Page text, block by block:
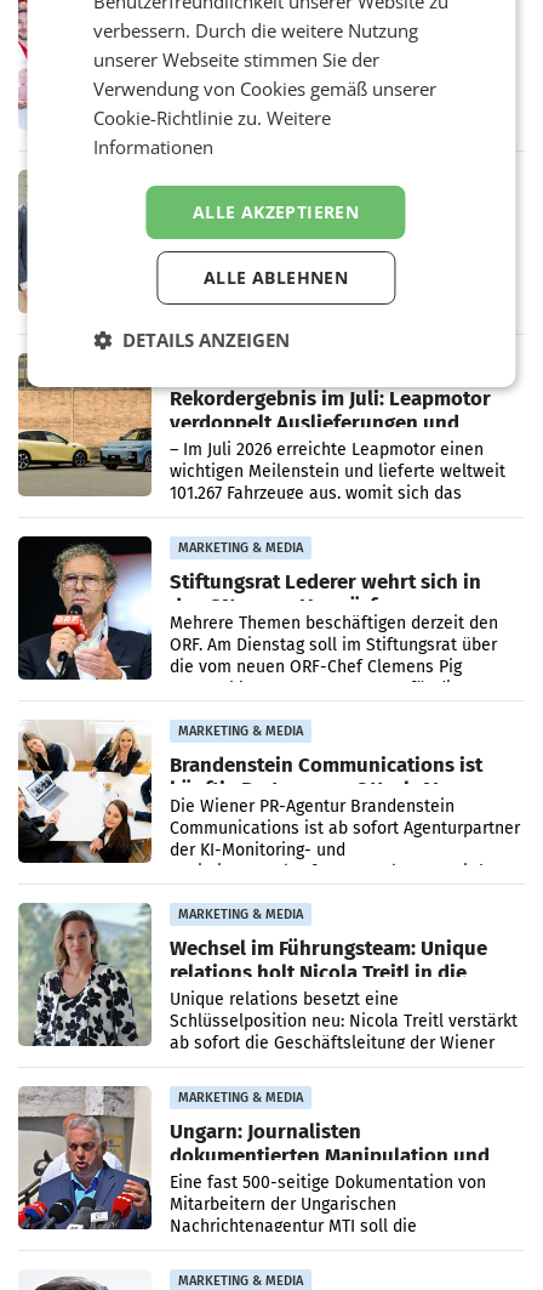
Penny modernisiert zwei Filialen in
Ober- und Niederösterreich
WIENER NEUDORF. – Im Rahmen einer
laufenden Modernisierungsoffensive
erneuert Penny zwei Filialen in Nieder- und
in Haag sowie im rund
Alles bereit für den Wechsel: Jürgen
Albrecht setzt ab 1.1.2027 auf Adeg
WIENER NEUDORF. – Die geplante
Zusammenarbeit zwischen Adeg und dem
Vorarlberger Kaufmann Jürgen Albrecht ist
Bundeswettbewerbsbehörde und der
Rekordergebnis im Juli: Leapmotor
verdoppelt Auslieferungen und
überschreitet die 100.000er-Marke
– Im Juli 2026 erreichte Leapmotor einen
wichtigen Meilenstein und lieferte weltweit
101.267 Fahrzeuge aus, womit sich das
Ergebnis gegenüber Juli 2025 mehr als
verdoppelte (+102
MARKETING & MEDIA
Stiftungsrat Lederer wehrt sich in
den SN gegen Vorwürfe
Mehrere Themen beschäftigen derzeit den
ORF. Am Dienstag soll im Stiftungsrat über
die vom neuen ORF-Chef Clemens Pig
vorgeschlagenen Besetzungen für die
MARKETING & MEDIA
Brandenstein Communications ist
künftig Partner von OtterlyAI
Die Wiener PR-Agentur Brandenstein
Communications ist ab sofort Agenturpartner
der KI-Monitoring- und
Optimierungsplattform OtterlyAI. Damit baut
MARKETING & MEDIA
Wechsel im Führungsteam: Unique
relations holt Nicola Treitl in die
Geschäftsleitung
Unique relations besetzt eine
Schlüsselposition neu: Nicola Treitl verstärkt
ab sofort die Geschäftsleitung der Wiener
PR-Agentur an der Seite von Josef Kalina und
Anna Kalina-Mahr.
MARKETING & MEDIA
Ungarn: Journalisten
dokumentierten Manipulation und
Zensur
Eine fast 500-seitige Dokumentation von
Mitarbeitern der Ungarischen
Nachrichtenagentur MTI soll die
systematische Nachrichten-Manipulation und
Zensur bei der Agentur während der Zeit
MARKETING & MEDIA
verbessern. Durch die weitere Nutzung
unserer Webseite stimmen Sie der
Verwendung von Cookies gemäß unserer
Cookie-Richtlinie zu.Weitere
Informationen
ALLE AKZEPTIEREN
ALLE ABLEHNEN
DETAILS ANZEIGEN